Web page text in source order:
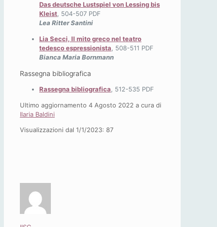
Das deutsche Lustspiel von Lessing bis
Kleist, 504-507 PDF
Lea Ritter Santini
Lia Secci, Il mito greco nel teatro
tedesco espressionista, 508-511 PDF
Bianca Maria Bornmann
Rassegna bibliografica
Rassegna bibliografica, 512-535 PDF
Ultimo aggiornamento 4 Agosto 2022 a cura di
Ilaria Baldini
Visualizzazioni dal 1/1/2023: 87